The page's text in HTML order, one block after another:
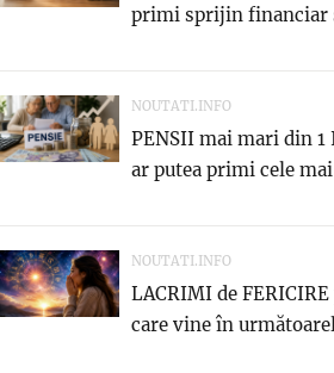
primi sprijin financiar
NOUTATI.INFO
PENSII mai mari din 1
ar putea primi cele
NOUTATI.INFO
LACRIMI de
care vine în